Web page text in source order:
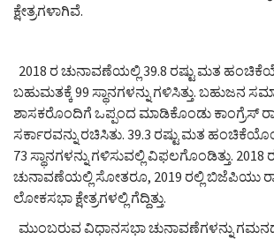
ಕ್ಷೇತ್ರಗಳಾಗಿವೆ.
2018 ರ ಚುನಾವಣೆಯಲ್ಲಿ 39.8 ರಷ್ಟು ಮತ
ಬಹುಮತಕ್ಕೆ 99 ಸ್ಥಾನಗಳನ್ನು ಗಳಿಸಿತ್ತು. ಬಹುಜನ
ಶಾಸಕರೊಂದಿಗೆ ಒಪ್ಪಂದ ಮಾಡಿಕೊಂಡು ಕಾಂಗ್ರೆಸ್
ಸರ್ಕಾರವನ್ನು ರಚಿಸಿತು. 39.3 ರಷ್ಟು ಮತ
73 ಸ್ಥಾನಗಳನ್ನು ಗಳಿಸುವಲ್ಲಿ ವಿಫಲಗೊಂಡಿತ್ತು.
ಚುನಾವಣೆಯಲ್ಲಿ ಸೋತರೂ, 2019 ರಲ್ಲಿ ಬಿಜೆಪಿಯು
ಲೋಕಸಭಾ ಕ್ಷೇತ್ರಗಳಲ್ಲಿ ಗೆದ್ದಿತ್ತು.
ಮುಂಬರುವ ವಿಧಾನಸಭಾ ಚುನಾವಣೆಗಳನ್ನು